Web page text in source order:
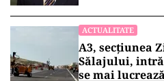
TRANSPORTURI
Autostrada
munți. Cristian
fizic al
11,63%